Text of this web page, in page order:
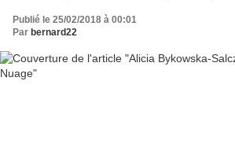
Publié le 25/02/2018 à 00:01
Par bernard22